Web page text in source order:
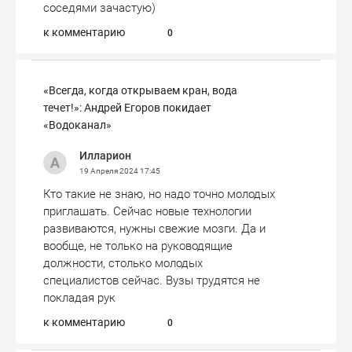
соседями зачастую)
к комментарию 0
«Всегда, когда открываем кран, вода
течет!»: Андрей Егоров покидает
«Водоканал»
Илларион
19 Апреля 202417:45
Кто такие не знаю, но надо точно молодых
приглашать. Сейчас новые технологии
развиваются, нужны свежие мозги. Да и
вообще, не только на руководящие
должности, столько молодых
специалистов сейчас. Вузы трудятся не
покладая рук
к комментарию 0